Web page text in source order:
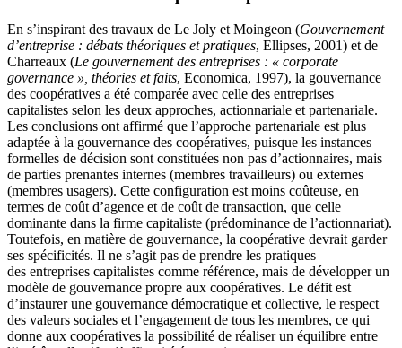
En s’inspirant des travaux de Le Joly et Moingeon (Gouvernement
d’entreprise : débats théoriques et pratiques, Ellipses, 2001) et de
Charreaux (Le gouvernement des entreprises : « corporate
governance », théories et faits, Economica, 1997), la gouvernance
des coopératives a été comparée avec celle des entreprises
capitalistes selon les deux approches, actionnariale et partenariale.
Les conclusions ont affirmé que l’approche partenariale est plus
adaptée à la gouvernance des coopératives, puisque les instances
formelles de décision sont constituées non pas d’actionnaires, mais
de parties prenantes internes (membres travailleurs) ou externes
(membres usagers). Cette configuration est moins coûteuse, en
termes de coût d’agence et de coût de transaction, que celle
dominante dans la firme capitaliste (prédominance de l’actionnariat).
Toutefois, en matière de gouvernance, la coopérative devrait garder
ses spécificités. Il ne s’agit pas de prendre les pratiques
des entreprises capitalistes comme référence, mais de développer un
modèle de gouvernance propre aux coopératives. Le défit est
d’instaurer une gouvernance démocratique et collective, le respect
des valeurs sociales et l’engagement de tous les membres, ce qui
donne aux coopératives la possibilité de réaliser un équilibre entre